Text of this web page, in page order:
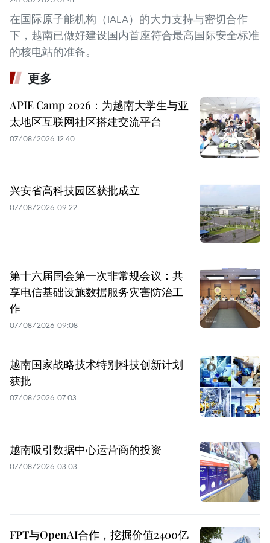
在国际原子能机构（IAEA）的大力支持与密切合作
下，越南已做好建设国内首座符合最高国际安全标准
的核电站的准备。
更多
APIE Camp 2026：为越南大学生与亚
太地区互联网社区搭建交流平台
07/08/2026 12:40
兴安省高科技园区获批成立
07/08/2026 09:22
第十六届国会第一次非常规会议：共
享电信基础设施数据服务灾害防治工
作
07/08/2026 09:08
越南国家战略技术特别科技创新计划
获批
07/08/2026 07:03
越南吸引数据中心运营商的投资
07/08/2026 03:03
FPT与OpenAI合作，挖掘价值2400亿